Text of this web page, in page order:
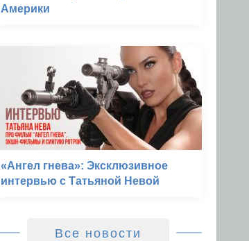
Америки
«Ангел гнева»: Эксклюзивное
интервью с Татьяной Невой
Все новости